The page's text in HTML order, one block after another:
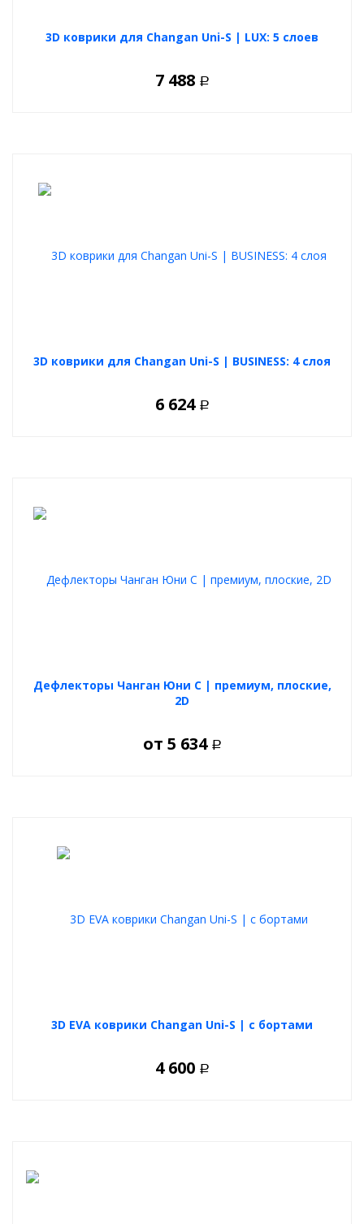
3D коврики для Changan Uni-S | LUX: 5 слоев
7 488 Р
3D коврики для Changan Uni-S | BUSINESS: 4 слоя
6 624 Р
Дефлекторы Чанган Юни С | премиум, плоские,
2D
от 5 634 Р
3D EVA коврики Changan Uni-S | с бортами
4 600 Р